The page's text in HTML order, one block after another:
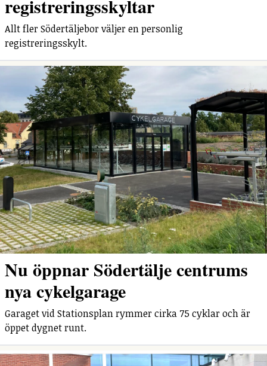
registreringsskyltar
Allt fler Södertäljebor väljer en personlig
registreringsskylt.
Nu öppnar Södertälje centrums
nya cykelgarage
Garaget vid Stationsplan rymmer cirka 75 cyklar och är
öppet dygnet runt.